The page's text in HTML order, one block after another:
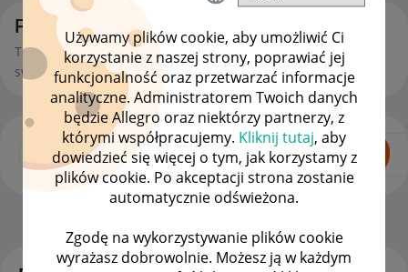
Używamy plików cookie, aby umożliwić Ci
korzystanie z naszej strony, poprawiać jej
funkcjonalność oraz przetwarzać informacje
analityczne. Administratorem Twoich danych
będzie Allegro oraz niektórzy partnerzy, z
którymi współpracujemy. Kliknij tutaj, aby
dowiedzieć się więcej o tym, jak korzystamy z
plików cookie. Po akceptacji strona zostanie
automatycznie odświeżona.
Zgodę na wykorzystywanie plików cookie
wyrażasz dobrowolnie. Możesz ją w każdym
Początkujący sprzedawcy
To miejsce jest dla Ciebie, jeśli zaczynasz lub chcesz zacząć
swoją przygodę ze sprzedażą na Allegro.